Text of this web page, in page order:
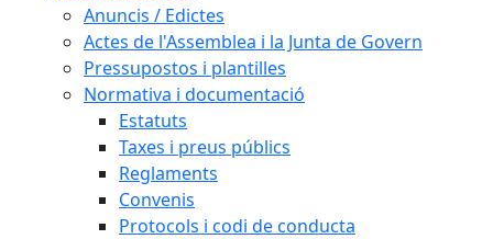
Anuncis / Edictes
Actes de l'Assemblea i la Junta de Govern
Pressupostos i plantilles
Normativa i documentació
Estatuts
Taxes i preus públics
Reglaments
Convenis
Protocols i codi de conducta